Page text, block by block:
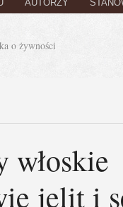
AUTORZY
o żywności
włoskie
jelit i